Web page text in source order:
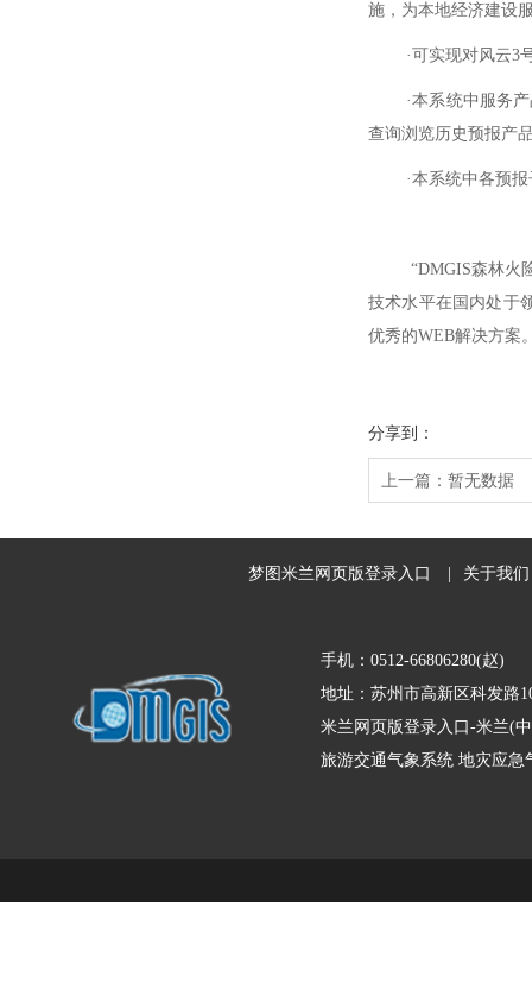
施，为本地经济建设
·可实现对风云3
·本系统中服务
查询浏览历史预报产
·本系统中各预
“DMGIS森林火
技术水平在国内处于
优秀的WEB解决方案
分享到：
上一篇： 暂无数据
梦图米兰网页版登录入口 关于我们
手机：0512-66806280(赵)
地址：苏州市高新区科发路
米兰网页版登录入口-米兰(
旅游交通气象系统 地灾应急